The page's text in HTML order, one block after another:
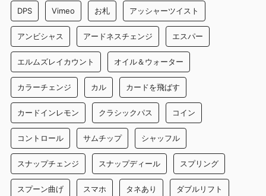
DPS Vimeo お札 アッシャーツイスト
アンビシャス アードネスチェンジ エスパー
エルムズレイカウント オイル＆ウォーター
カラーチェンジ カル カードを飛ばす
カードインレモン クラシックパス コイン
コントロール サムチップ シャッフル
スナップチェンジ スナップディール スプリング
スプーン曲げ スマホ タネあり ダブルリフト